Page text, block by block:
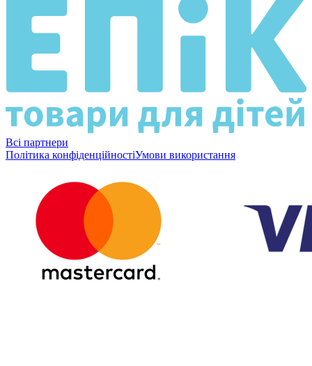
Всі партнери
Політика конфіденційностіУмови використання